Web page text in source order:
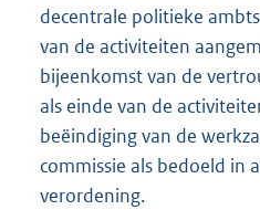
decentrale politieke
van de activiteiten
bijeenkomst van de
als einde van de
beëindiging van de
commissie als bedoeld in
verordening.